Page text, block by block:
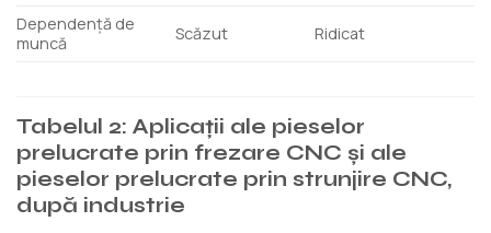
Dependență de
muncă
Scăzut Ridicat
Tabelul 2: Aplicații ale pieselor
prelucrate prin frezare CNC și ale
pieselor prelucrate prin strunjire CNC,
după industrie